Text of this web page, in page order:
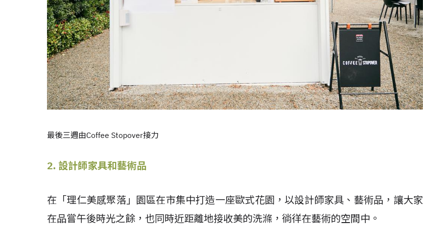
最後三週由Coffee Stopover接力
2. 設計師家具和藝術品
在「理仁美感聚落」園區在市集中打造一座歐式花園，以設計師家具、藝術品，讓大家
在品嘗午後時光之餘，也同時近距離地接收美的洗滌，徜徉在藝術的空間中。